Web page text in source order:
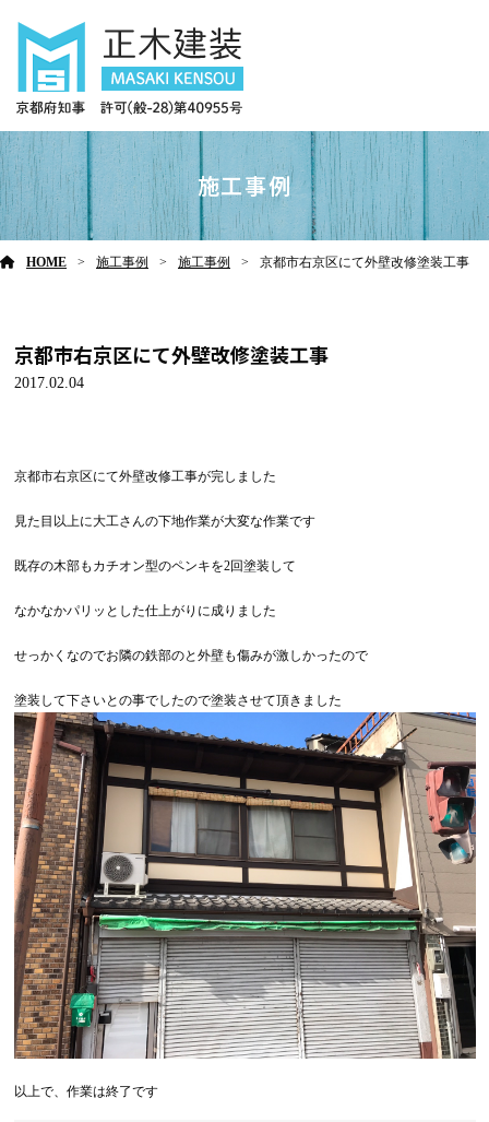
施工事例
HOME 施工事例 施工事例 京都市右京区にて外壁改修塗装工事
京都市右京区にて外壁改修塗装工事
2017.02.04
京都市右京区にて外壁改修工事が完しました
見た目以上に大工さんの下地作業が大変な作業です
既存の木部もカチオン型のペンキを2回塗装して
なかなかパリッとした仕上がりに成りました
せっかくなのでお隣の鉄部のと外壁も傷みが激しかったので
塗装して下さいとの事でしたので塗装させて頂きました
以上で、作業は終了です